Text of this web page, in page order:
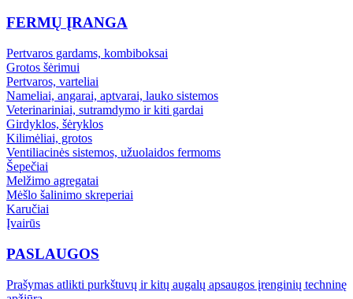
FERMŲ ĮRANGA
Pertvaros gardams, kombiboksai
Grotos šėrimui
Pertvaros, varteliai
Nameliai, angarai, aptvarai, lauko sistemos
Veterinariniai, sutramdymo ir kiti gardai
Girdyklos, šėryklos
Kilimėliai, grotos
Ventiliacinės sistemos, užuolaidos fermoms
Šepečiai
Melžimo agregatai
Mėšlo šalinimo skreperiai
Karučiai
Įvairūs
PASLAUGOS
Prašymas atlikti purkštuvų ir kitų augalų apsaugos įrenginių techninę